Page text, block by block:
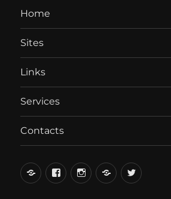
Home
Sites
Links
Services
Contacts
вКонтакте
FacebookInstagramLiveJournal
Twitter